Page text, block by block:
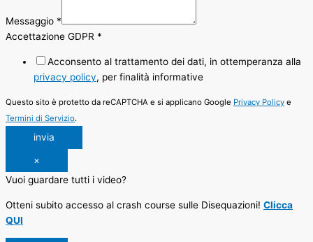
Messaggio *
Accettazione GDPR *
Acconsento al trattamento dei dati, in ottemperanza alla
privacy policy, per finalità informative
Questo sito è protetto da reCAPTCHA e si applicano Google Privacy Policy e
Termini di Servizio.
invia
×
Vuoi guardare tutti i video?
Otteni subito accesso al crash course sulle Disequazioni! Clicca
QUI